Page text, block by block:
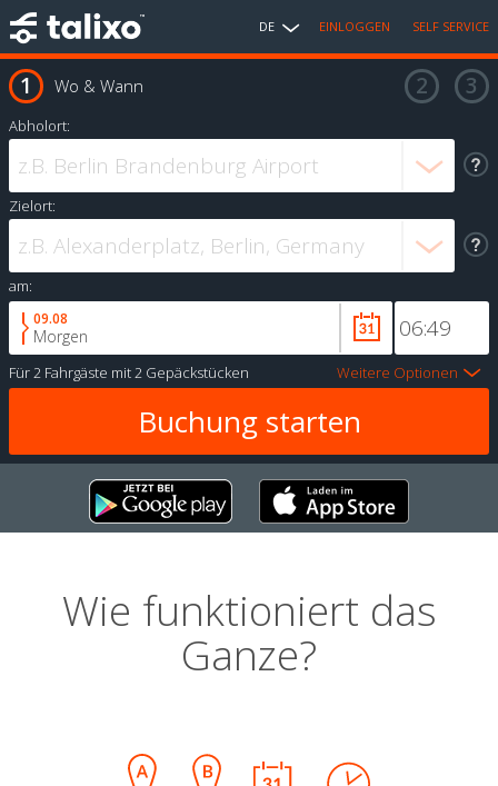
DE EINLOGGEN SELF SERVICE
Wo & Wann
Abholort:
Zielort:
am:
09.08
Morgen
Für2 Fahrgäste mit2 Gepäckstücken Weitere Optionen
Wie funktioniert das
Ganze?